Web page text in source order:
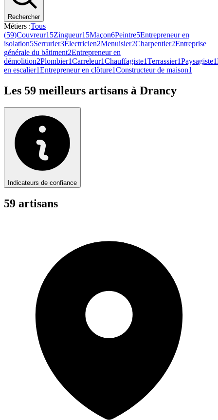
Rechercher
Métiers :Tous
(59)Couvreur15Zingueur15Maçon6Peintre5Entrepreneur en
isolation5Serrurier3Électricien2Menuisier2Charpentier2Entreprise
générale du bâtiment2Entrepreneur en
démolition2Plombier1Carreleur1Chauffagiste1Terrassier1Paysagiste1
en escalier1Entrepreneur en clôture1Constructeur de maison1
Les 59 meilleurs artisans à Drancy
Indicateurs de confiance
59 artisans